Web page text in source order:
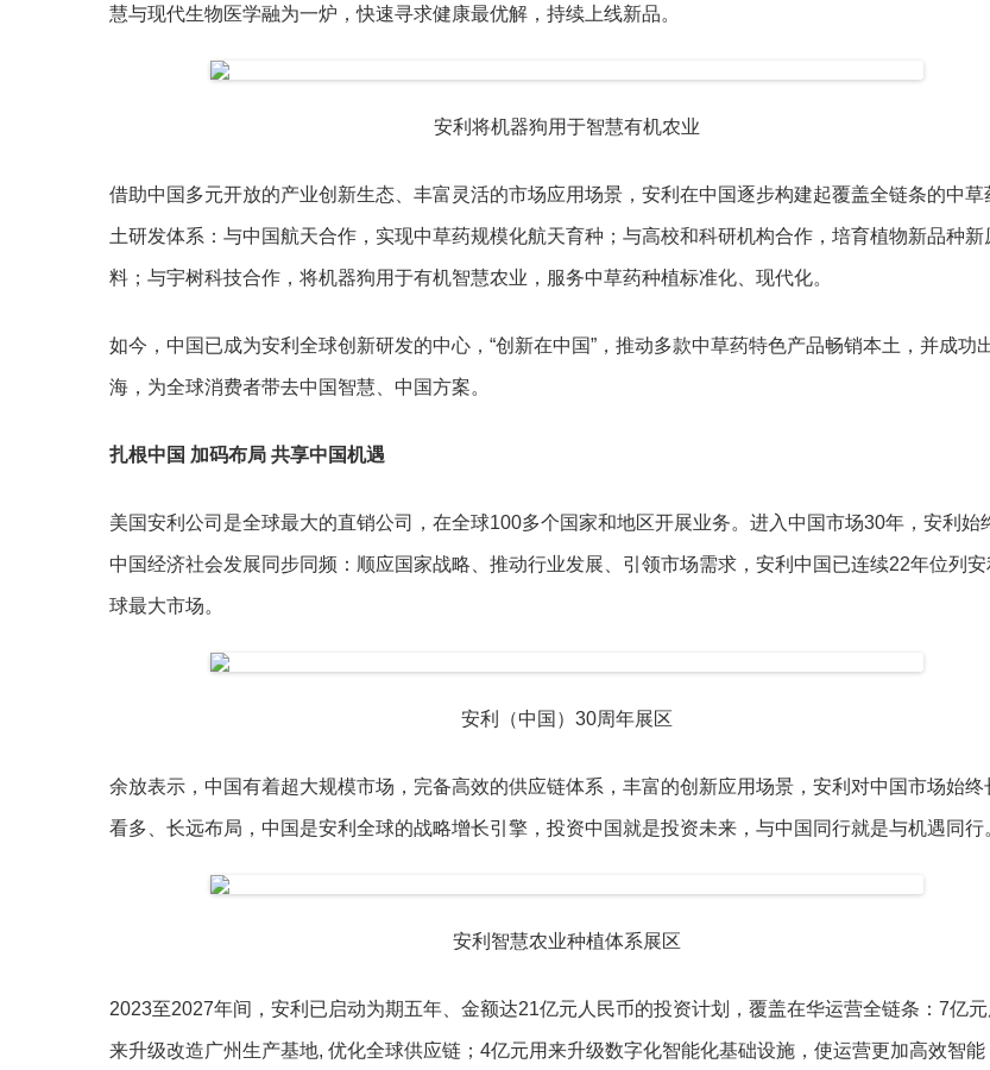
慧与现代生物医学融为一炉，快速寻求健康最优解，持续上线新品。
安利将机器狗用于智慧有机农业
借助中国多元开放的产业创新生态、丰富灵活的市场应用场景，安利在中国逐步构建起覆盖全链条的中草
土研发体系：与中国航天合作，实现中草药规模化航天育种；与高校和科研机构合作，培育植物新品种新
料；与宇树科技合作，将机器狗用于有机智慧农业，服务中草药种植标准化、现代化。
如今，中国已成为安利全球创新研发的中心，“创新在中国”，推动多款中草药特色产品畅销本土，并成功
海，为全球消费者带去中国智慧、中国方案。
扎根中国 加码布局 共享中国机遇
美国安利公司是全球最大的直销公司，在全球100多个国家和地区开展业务。进入中国市场30年，安利始
中国经济社会发展同步同频：顺应国家战略、推动行业发展、引领市场需求，安利中国已连续22年位列安
球最大市场。
安利（中国）30周年展区
余放表示，中国有着超大规模市场，完备高效的供应链体系，丰富的创新应用场景，安利对中国市场始终
看多、长远布局，中国是安利全球的战略增长引擎，投资中国就是投资未来，与中国同行就是与机遇同行
安利智慧农业种植体系展区
2023至2027年间，安利已启动为期五年、金额达21亿元人民币的投资计划，覆盖在华运营全链条：7亿元
来升级改造广州生产基地, 优化全球供应链；4亿元用来升级数字化智能化基础设施，使运营更加高效智能